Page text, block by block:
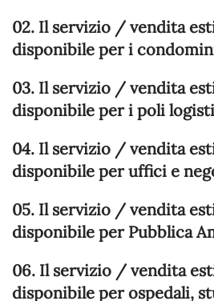
02. Il servizio / vendita
disponibile per i
03. Il servizio / vendita
disponibile per i poli
04. Il servizio / vendita
disponibile per uffici e
05. Il servizio / vendita
disponibile per Pubblica
06. Il servizio / vendita
disponibile per ospedali,